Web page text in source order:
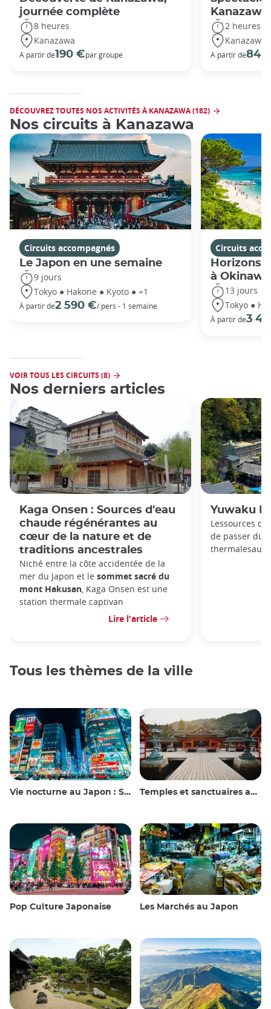
journée complète
8 heures
Kanazawa
A partir de190 €par groupe
Kanazawa
2 heures
Kanazawa
A partir de84
DÉCOUVREZ TOUTES NOS ACTIVITÉS À KANAZAWA (182)
Nos circuits à Kanazawa
Circuits accompagnés
Le Japon en une semaine
9 jours
Tokyo ● Hakone ● Kyoto ● +1
À partir de2 590 €/ pers - 1 semaine
Circuits
Horizons
à Okinawa
13 jours
Tokyo ●
À partir de3
VOIR TOUS LES CIRCUITS (8)
Nos derniers articles
Kaga Onsen : Sources d'eau
chaude régénérantes au
cœur de la nature et de
traditions ancestrales
Niché entre la côte accidentée de la
mer du Japon et le sommet sacré du
mont Hakusan , Kaga Onsen est une
station thermale captivan
Lire l'article
Yuwaku
Lessources
de passer du
thermalesau
Tous les thèmes de la ville
Vie nocturne au Japon : Sortir, voir et boire Temples et sanctuaires au Japon
Pop Culture Japonaise Les Marchés au Japon